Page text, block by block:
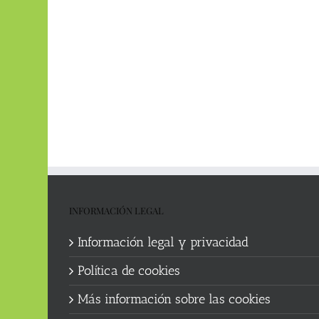
INFORMACIÓN LEGAL
Información legal y privacidad
Política de cookies
Más información sobre las cookies